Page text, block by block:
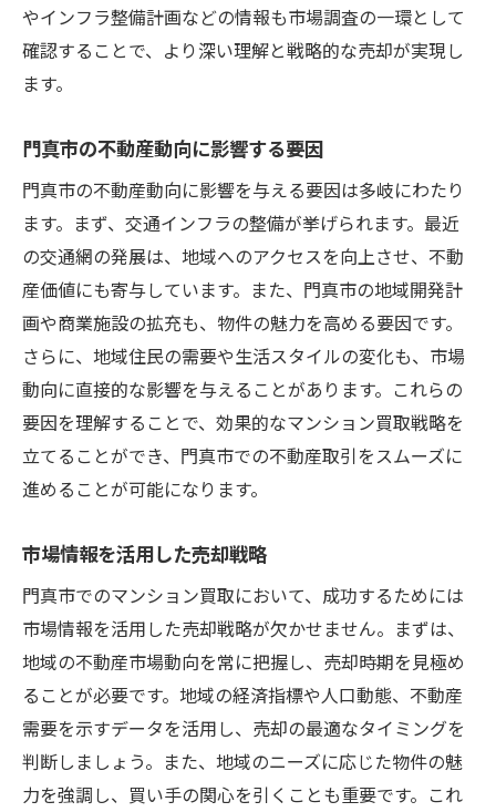
やインフラ整備計画などの情報も市場調査の一環として
確認することで、より深い理解と戦略的な売却が実現し
ます。
門真市の不動産動向に影響する要因
門真市の不動産動向に影響を与える要因は多岐にわたり
ます。まず、交通インフラの整備が挙げられます。最近
の交通網の発展は、地域へのアクセスを向上させ、不動
産価値にも寄与しています。また、門真市の地域開発計
画や商業施設の拡充も、物件の魅力を高める要因です。
さらに、地域住民の需要や生活スタイルの変化も、市場
動向に直接的な影響を与えることがあります。これらの
要因を理解することで、効果的なマンション買取戦略を
立てることができ、門真市での不動産取引をスムーズに
進めることが可能になります。
市場情報を活用した売却戦略
門真市でのマンション買取において、成功するためには
市場情報を活用した売却戦略が欠かせません。まずは、
地域の不動産市場動向を常に把握し、売却時期を見極め
ることが必要です。地域の経済指標や人口動態、不動産
需要を示すデータを活用し、売却の最適なタイミングを
判断しましょう。また、地域のニーズに応じた物件の魅
力を強調し、買い手の関心を引くことも重要です。これ